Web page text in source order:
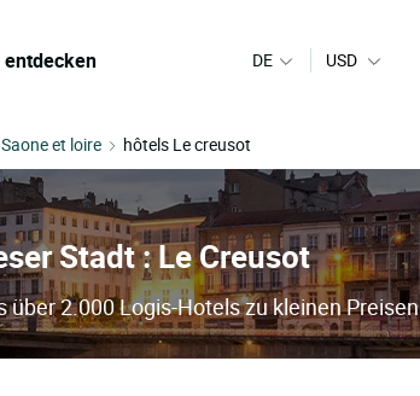
entdecken DE USD
et loire hôtels Le creusot
Stadt : Le Creusot
2.000 Logis-Hotels zu kleinen Preisen